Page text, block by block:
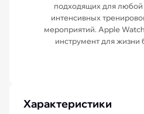
подходящих для любой
интенсивных
мероприятий. Apple
инструмент для жизни
Характеристики